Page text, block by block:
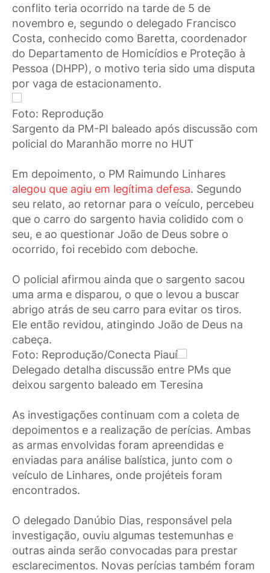
conflito teria ocorrido na tarde de 5 de
novembro e, segundo o delegado Francisco
Costa, conhecido como Baretta, coordenador
do Departamento de Homicídios e Proteção à
Pessoa (DHPP), o motivo teria sido uma disputa
por vaga de estacionamento.
Foto: Reprodução
Sargento da PM-PI baleado após discussão com
policial do Maranhão morre no HUT
Em depoimento, o PM Raimundo Linhares
alegou que agiu em legítima defesa. Segundo
seu relato, ao retornar para o veículo, percebeu
que o carro do sargento havia colidido com o
seu, e ao questionar João de Deus sobre o
ocorrido, foi recebido com deboche.
O policial afirmou ainda que o sargento sacou
uma arma e disparou, o que o levou a buscar
abrigo atrás de seu carro para evitar os tiros.
Ele então revidou, atingindo João de Deus na
cabeça.
Foto: Reprodução/Conecta Piauí
Delegado detalha discussão entre PMs que
deixou sargento baleado em Teresina
As investigações continuam com a coleta de
depoimentos e a realização de perícias. Ambas
as armas envolvidas foram apreendidas e
enviadas para análise balística, junto com o
veículo de Linhares, onde projéteis foram
encontrados.
O delegado Danúbio Dias, responsável pela
investigação, ouviu algumas testemunhas e
outras ainda serão convocadas para prestar
esclarecimentos. Novas perícias também foram